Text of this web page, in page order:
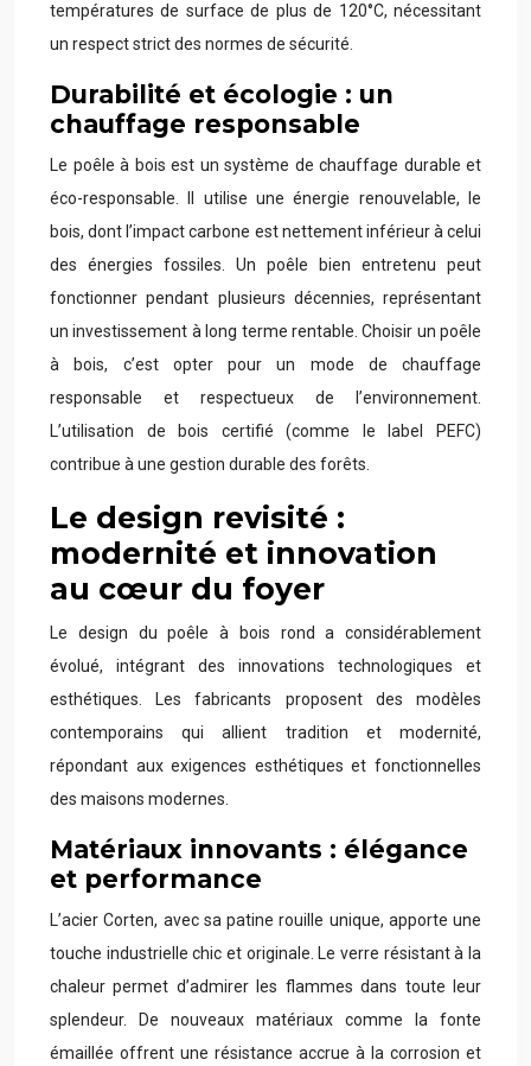
températures de surface de plus de 120°C, nécessitant
un respect strict des normes de sécurité.
Durabilité et écologie : un
chauffage responsable
Le poêle à bois est un système de chauffage durable et
éco-responsable. Il utilise une énergie renouvelable, le
bois, dont l’impact carbone est nettement inférieur à celui
des énergies fossiles. Un poêle bien entretenu peut
fonctionner pendant plusieurs décennies, représentant
un investissement à long terme rentable. Choisir un poêle
à bois, c’est opter pour un mode de chauffage
responsable et respectueux de l’environnement.
L’utilisation de bois certifié (comme le label PEFC)
contribue à une gestion durable des forêts.
Le design revisité :
modernité et innovation
au cœur du foyer
Le design du poêle à bois rond a considérablement
évolué, intégrant des innovations technologiques et
esthétiques. Les fabricants proposent des modèles
contemporains qui allient tradition et modernité,
répondant aux exigences esthétiques et fonctionnelles
des maisons modernes.
Matériaux innovants : élégance
et performance
L’acier Corten, avec sa patine rouille unique, apporte une
touche industrielle chic et originale. Le verre résistant à la
chaleur permet d’admirer les flammes dans toute leur
splendeur. De nouveaux matériaux comme la fonte
émaillée offrent une résistance accrue à la corrosion et